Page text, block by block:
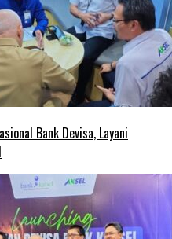
Bank Devisa, Layani